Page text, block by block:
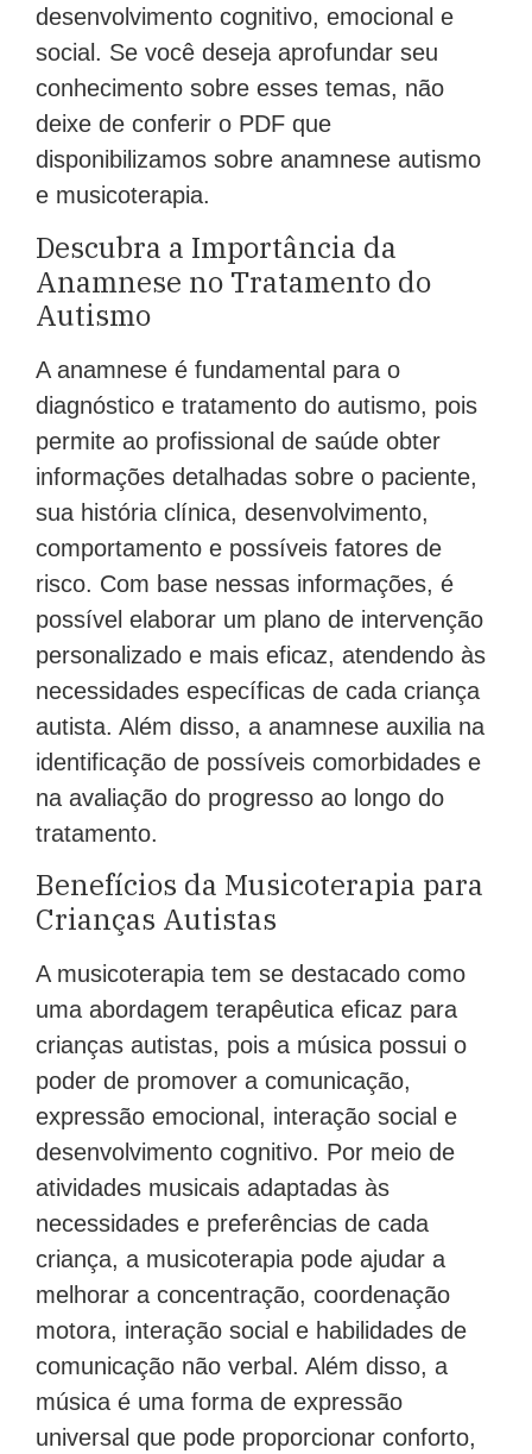
desenvolvimento cognitivo, emocional e
social. Se você deseja aprofundar seu
conhecimento sobre esses temas, não
deixe de conferir o PDF que
disponibilizamos sobre anamnese autismo
e musicoterapia.
Descubra a Importância da
Anamnese no Tratamento do
Autismo
A anamnese é fundamental para o
diagnóstico e tratamento do autismo, pois
permite ao profissional de saúde obter
informações detalhadas sobre o paciente,
sua história clínica, desenvolvimento,
comportamento e possíveis fatores de
risco. Com base nessas informações, é
possível elaborar um plano de intervenção
personalizado e mais eficaz, atendendo às
necessidades específicas de cada criança
autista. Além disso, a anamnese auxilia na
identificação de possíveis comorbidades e
na avaliação do progresso ao longo do
tratamento.
Benefícios da Musicoterapia para
Crianças Autistas
A musicoterapia tem se destacado como
uma abordagem terapêutica eficaz para
crianças autistas, pois a música possui o
poder de promover a comunicação,
expressão emocional, interação social e
desenvolvimento cognitivo. Por meio de
atividades musicais adaptadas às
necessidades e preferências de cada
criança, a musicoterapia pode ajudar a
melhorar a concentração, coordenação
motora, interação social e habilidades de
comunicação não verbal. Além disso, a
música é uma forma de expressão
universal que pode proporcionar conforto,